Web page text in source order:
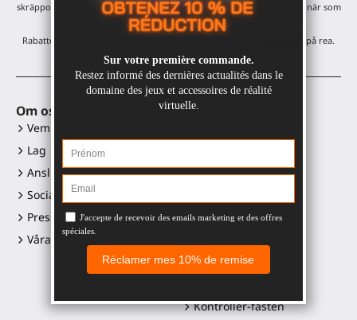
skräppost, bara ett mejl i månaden! Du kan avsluta prenumerationen när som
helst.
Rabatten gäller på alla våra produkter, förutom varor som redan är på rea.
Om oss
Vem är vi?
Lag
Anslut dig till oss
Sociala medialänkar
Presskit och logotyper
Våra återförsäljare
VR-tillbehör
Gunstock ProVolver
ProStraps sleeves
SWINGiT Golfklubba
Kontroller-fästen